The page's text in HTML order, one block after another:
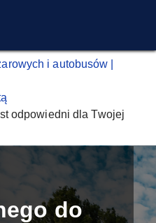
i autobusów |
odpowiedni dla Twojej
do